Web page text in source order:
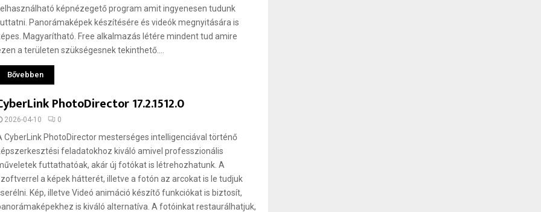
képnézegető program amit ingyenesen tudunk
Panorámaképek készítésére és videók megnyitására is
Magyarítható. Free alkalmazás létére mindent tud amire
a területen szükségesnek tekinthető....
Bővebben
PhotoDirector 17.2.1512.0
2026-04-10 0
CyberLink PhotoDirector mesterséges intelligenciával történő
feladatokhoz kiváló amivel professzionális
futtathatóak, akár új fotókat is létrehozhatunk. A
a képek hátterét, illetve a fotón az arcokat is le tudjuk
Kép, illetve Videó animáció készítő funkciókat is biztosít,
is kiváló alternatíva. A fotóinkat restaurálhatjuk,